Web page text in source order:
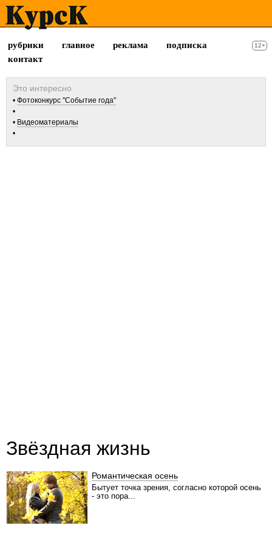
рубрики главное реклама
подписка
контакт
12+
Фотоконкурс "Событие года"
Видеоматериалы
Звёздная жизнь
Романтическая осень
Бытует точка зрения, согласно которой осень
- это пора...